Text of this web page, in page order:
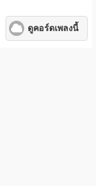
ดูคอร์ดเพลงนี้